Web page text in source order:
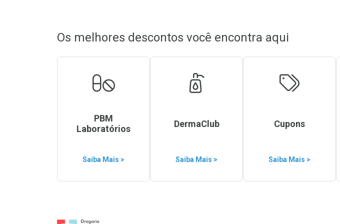
Os melhores descontos você encontra aqui
PBM
Laboratórios
Saiba Mais >
DermaClub
Saiba Mais >
Cupons
Saiba Mais >